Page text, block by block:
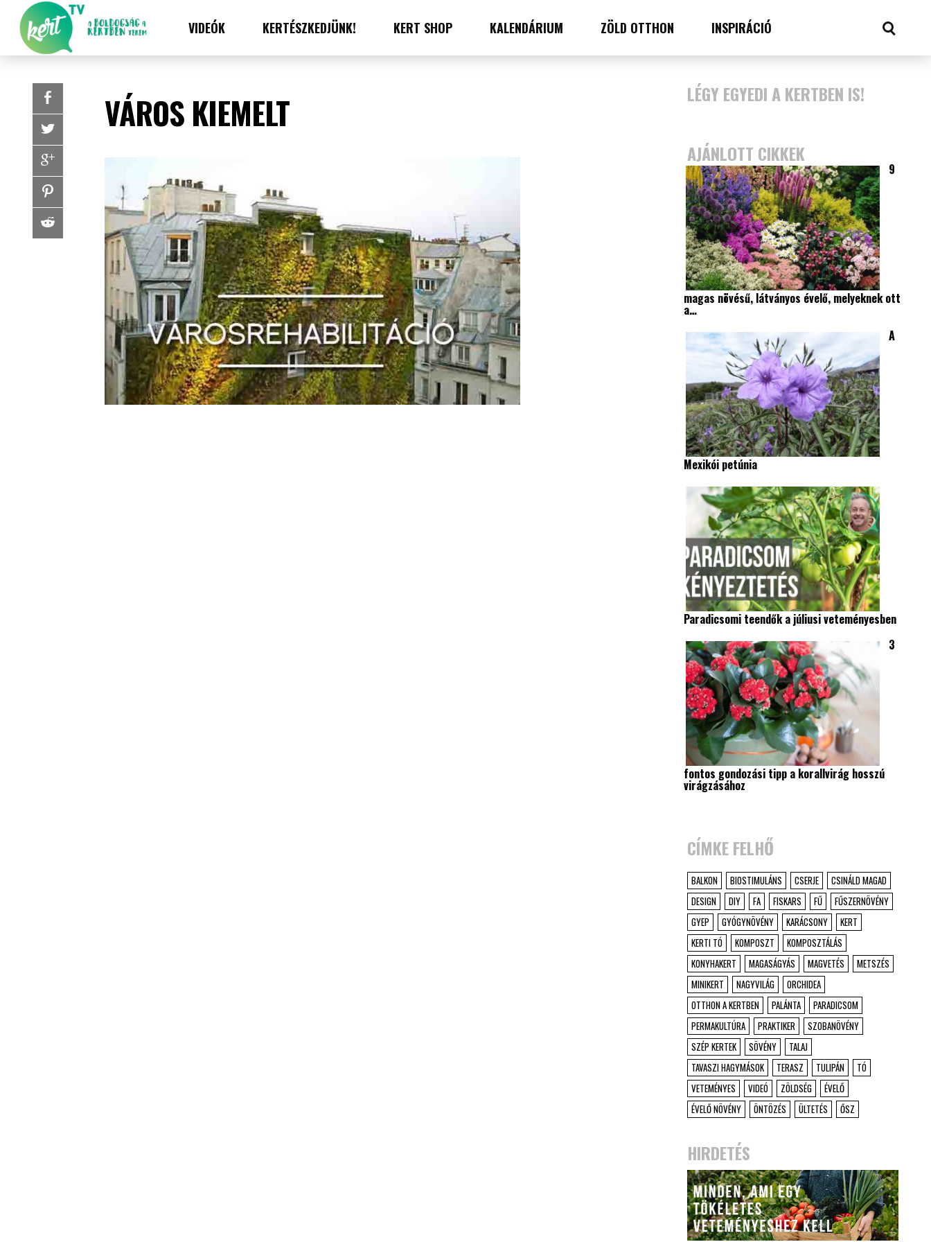
VIDEÓK KERTÉSZKEDJÜNK! KERT SHOP KALENDÁRIUM ZÖLD OTTHON INSPIRÁCIÓ
VÁROS KIEMELT LÉGY EGYEDI A KERTBEN IS!
AJÁNLOTT CIKKEK
9
magas növésű, látványos évelő, melyeknek ott
a…
A
Mexikói petúnia
Paradicsomi teendők a júliusi veteményesben
3
fontos gondozási tipp a korallvirág hosszú
virágzásához
CÍMKE FELHŐ
BALKON BIOSTIMULÁNS CSERJE
CSINÁLD MAGAD
DESIGN
DIY FA FISKARS FŰ
FŰSZERNÖVÉNY
GYEP
GYÓGYNÖVÉNY KARÁCSONY
KERT
KERTI TÓ
KOMPOSZT
KOMPOSZTÁLÁS
KONYHAKERT
MAGASÁGYÁS MAGVETÉS
METSZÉS
MINIKERT
NAGYVILÁG
ORCHIDEA
OTTHON A KERTBEN
PALÁNTA
PARADICSOM
PERMAKULTÚRA
PRAKTIKER
SZOBANÖVÉNY
SZÉP KERTEK
SÖVÉNY
TALAJ
TAVASZI HAGYMÁSOK
TERASZ TULIPÁN
TÓ
VETEMÉNYES
VIDEÓ ZÖLDSÉG
ÉVELŐ
ÉVELŐ NÖVÉNY
ÖNTÖZÉS ÜLTETÉS ŐSZ
HIRDETÉS